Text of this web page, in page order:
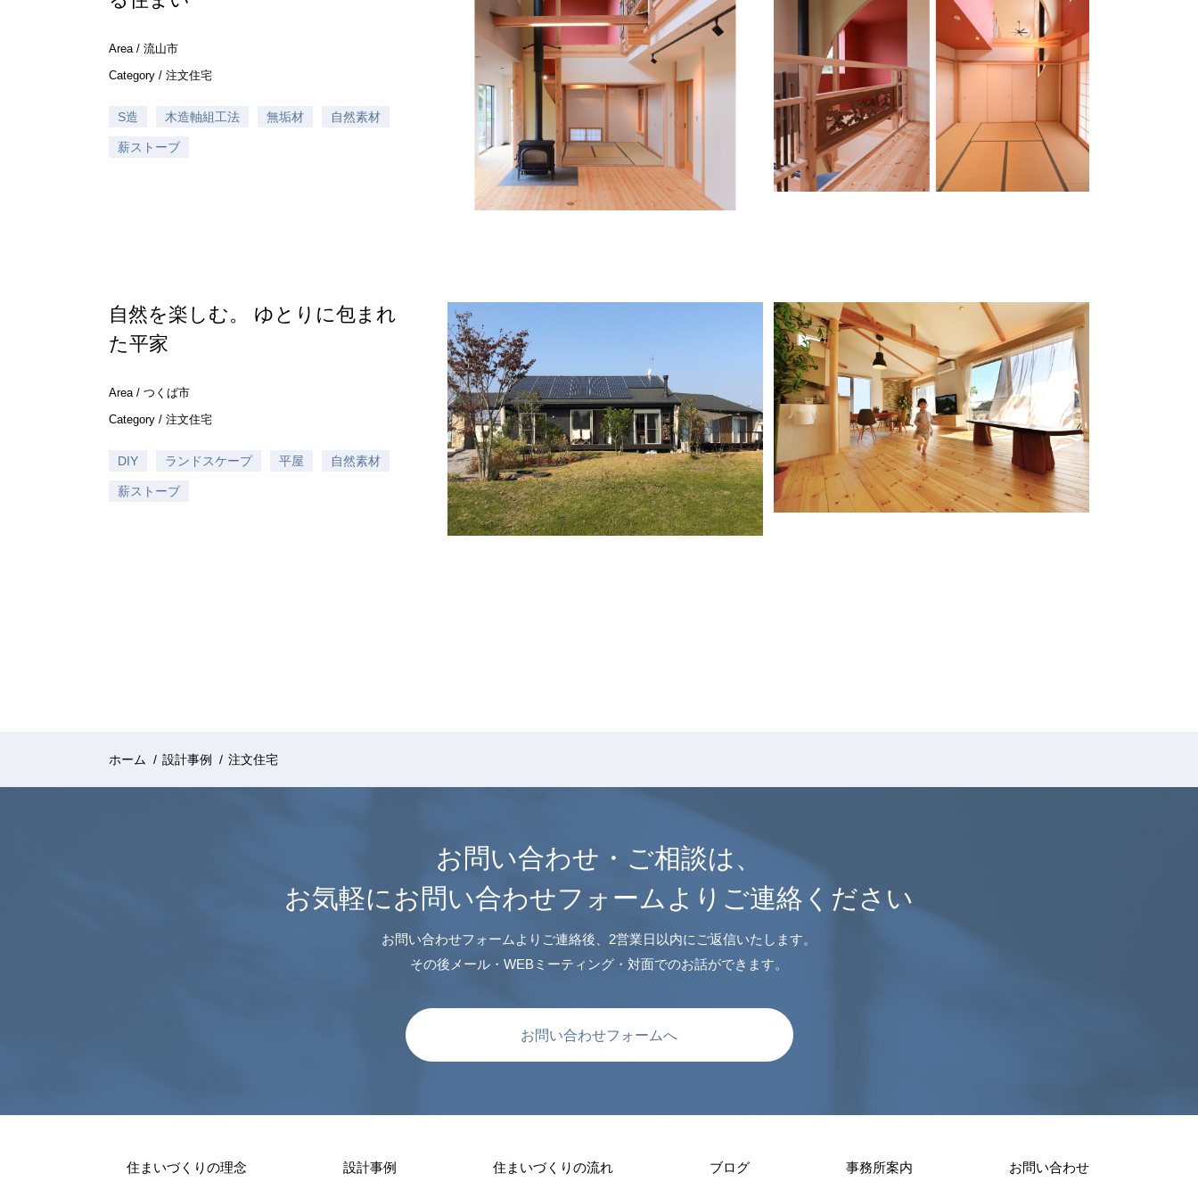
Area / 流山市
Category / 注文住宅
S造 木造軸組工法 無垢材 自然素材
薪ストーブ
自然を楽しむ。 ゆとりに包まれ
た平家
Area / つくば市
Category / 注文住宅
DIY ランドスケープ 平屋 自然素材
薪ストーブ
ホーム / 設計事例 / 注文住宅
お問い合わせ・ご相談は、
お気軽にお問い合わせフォームよりご連絡ください
お問い合わせフォームよりご連絡後、2営業日以内にご返信いたします。
その後メール・WEBミーティング・対面でのお話ができます。
お問い合わせフォームへ
住まいづくりの理念 設計事例 住まいづくりの流れ ブログ 事務所案内 お問い合わせ